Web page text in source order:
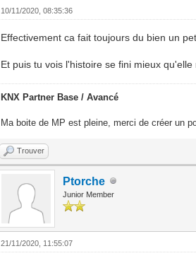
10/11/2020, 08:35:36
Effectivement ca fait toujours du bien un
Et puis tu vois l'histoire se fini mieux
KNX Partner Base / Avancé
Ma boite de MP est pleine, merci de créer un
Trouver
Ptorche
Junior Member
21/11/2020, 11:55:07